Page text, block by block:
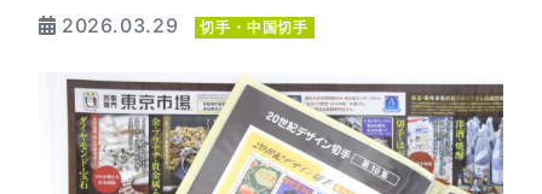
2026.03.29 切手・中国切手